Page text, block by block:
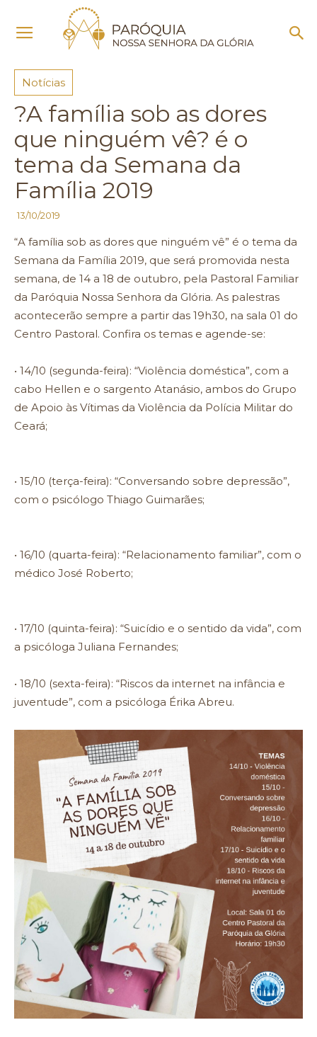
Notícias
Notícias
?A família sob as dores
que ninguém vê? é o
tema da Semana da
Família 2019
13/10/2019
“A família sob as dores que ninguém vê” é o tema da
Semana da Família 2019, que será promovida nesta
semana, de 14 a 18 de outubro, pela Pastoral Familiar
da Paróquia Nossa Senhora da Glória. As palestras
acontecerão sempre a partir das 19h30, na sala 01 do
Centro Pastoral. Confira os temas e agende-se:
• 14/10 (segunda-feira): “Violência doméstica”, com a
cabo Hellen e o sargento Atanásio, ambos do Grupo
de Apoio às Vítimas da Violência da Polícia Militar do
Ceará;
• 15/10 (terça-feira): “Conversando sobre depressão”,
com o psicólogo Thiago Guimarães;
• 16/10 (quarta-feira): “Relacionamento familiar”, com o
médico José Roberto;
• 17/10 (quinta-feira): “Suicídio e o sentido da vida”, com
a psicóloga Juliana Fernandes;
• 18/10 (sexta-feira): “Riscos da internet na infância e
juventude”, com a psicóloga Érika Abreu.